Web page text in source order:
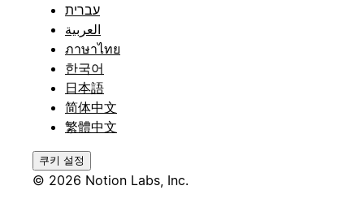
עברית
العربية
ภาษาไทย
한국어
日本語
简体中文
繁體中文
쿠키 설정
© 2026 Notion Labs, Inc.